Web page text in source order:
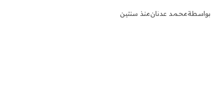
بواسطةمحمد عدنانمنذ سنتين